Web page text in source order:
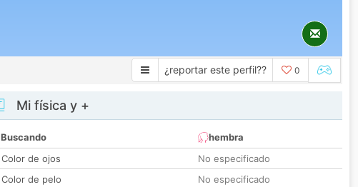
¿reportar este perfil?? 0
Mi física y +
Buscando
hembra
Color de ojos
No especificado
Color de pelo
No especificado